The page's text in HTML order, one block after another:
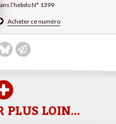
l’hebdo N° 1399
Acheter ce numéro
PLUS LOIN…